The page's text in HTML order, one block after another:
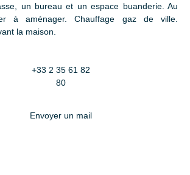
un bureau et un espace buanderie. Au
à aménager. Chauffage gaz de ville.
la maison.
+33 2 35 61 82
80
Envoyer un mail